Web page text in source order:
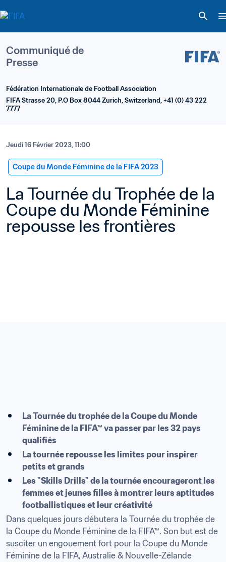
Communiqué de
Presse
Fédération Internationale de Football Association
FIFA Strasse 20, P.O Box 8044 Zurich, Switzerland, +41 (0) 43 222
7777
Jeudi 16 Février 2023, 11:00
Coupe du Monde Féminine de la FIFA 2023
La Tournée du Trophée de la
Coupe du Monde Féminine
repousse les frontières
La Tournée du trophée de la Coupe du Monde
Féminine de la FIFA™ va passer par les 32 pays
qualifiés
La tournée repousse les limites pour inspirer
petits et grands
Les "Skills Drills" de la tournée encourageront les
femmes et jeunes filles à montrer leurs aptitudes
footballistiques et leur créativité
Dans quelques jours débutera la Tournée du trophée de
la Coupe du Monde Féminine de la FIFA™. Son but est de
susciter un engouement fort pour la Coupe du Monde
Féminine de la FIFA, Australie & Nouvelle-Zélande